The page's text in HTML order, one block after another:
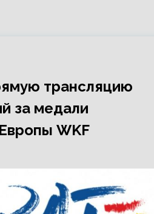
трансляцию
за медали
WKF